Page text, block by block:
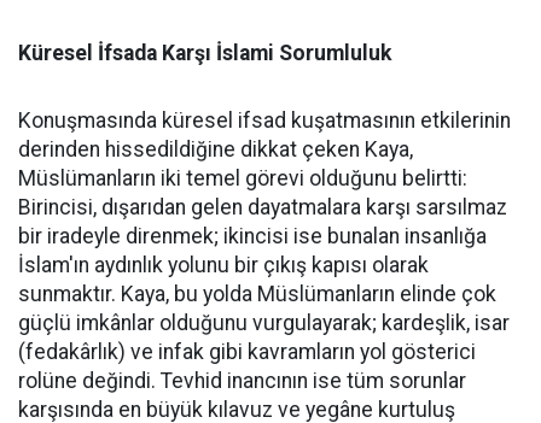
Küresel İfsada Karşı İslami Sorumluluk
Konuşmasında küresel ifsad kuşatmasının etkilerinin
derinden hissedildiğine dikkat çeken Kaya,
Müslümanların iki temel görevi olduğunu belirtti:
Birincisi, dışarıdan gelen dayatmalara karşı sarsılmaz
bir iradeyle direnmek; ikincisi ise bunalan insanlığa
İslam'ın aydınlık yolunu bir çıkış kapısı olarak
sunmaktır. Kaya, bu yolda Müslümanların elinde çok
güçlü imkânlar olduğunu vurgulayarak; kardeşlik, isar
(fedakârlık) ve infak gibi kavramların yol gösterici
rolüne değindi. Tevhid inancının ise tüm sorunlar
karşısında en büyük kılavuz ve yegâne kurtuluş